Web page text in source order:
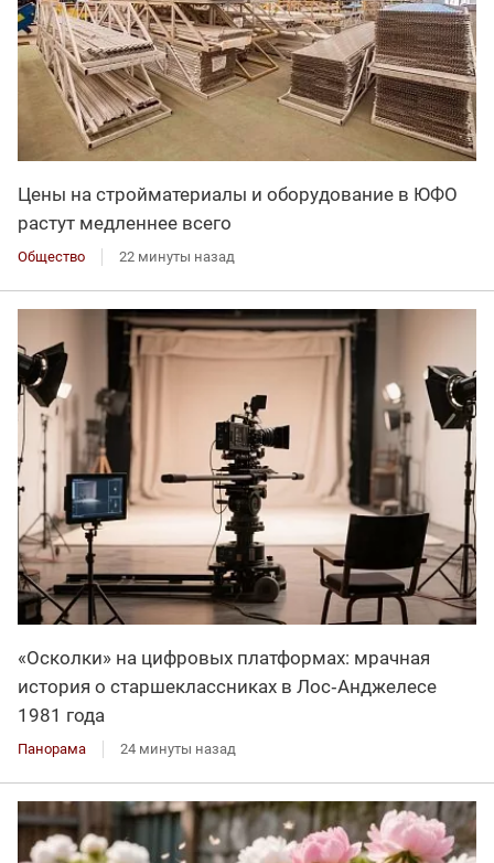
Цены на стройматериалы и оборудование в ЮФО
растут медленнее всего
Общество 22 минуты назад
«Осколки» на цифровых платформах: мрачная
история о старшеклассниках в Лос‑Анджелесе
1981 года
Панорама 24 минуты назад